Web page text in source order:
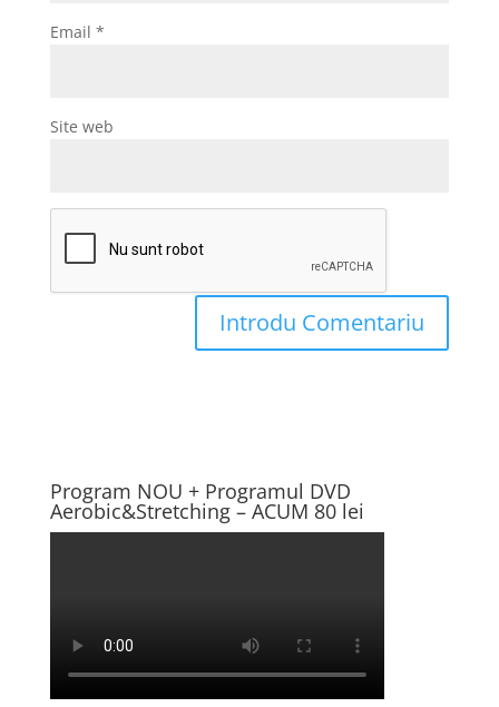
Email *
Site web
Program NOU + Programul DVD
Aerobic&Stretching – ACUM 80 lei